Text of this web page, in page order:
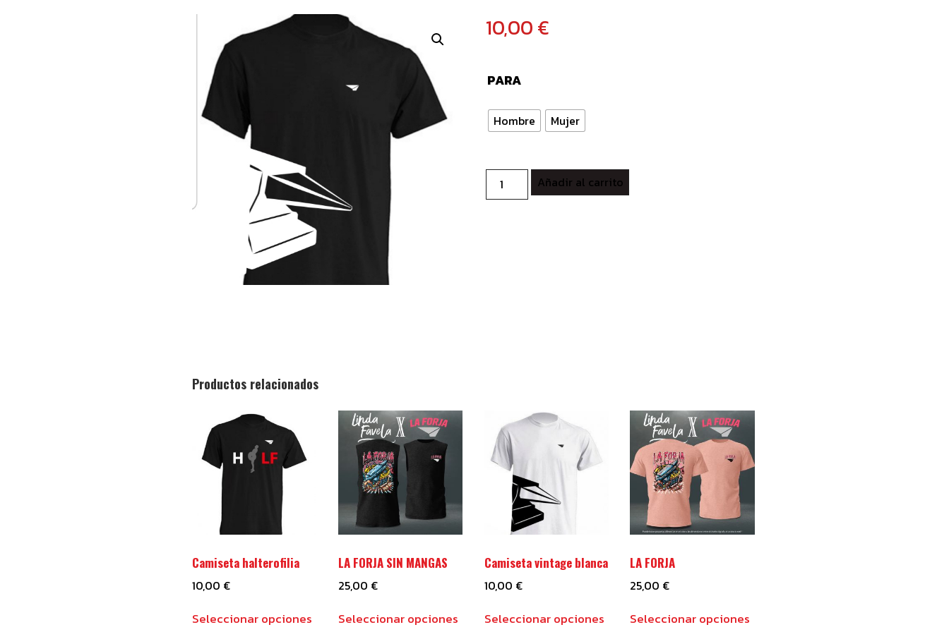
10,00€
PARA
Hombre Mujer
Camiseta
vintage
Añadir al carrito
Productos relacionados
Camiseta halterofilia
10,00 €
Seleccionar opciones producto
LA FORJA SIN MANGAS
25,00 €
Seleccionar opcionesproducto
Camiseta vintage blanca
10,00 €
Seleccionar opcionesproducto
LA FORJA
25,00 €
Seleccionar opciones